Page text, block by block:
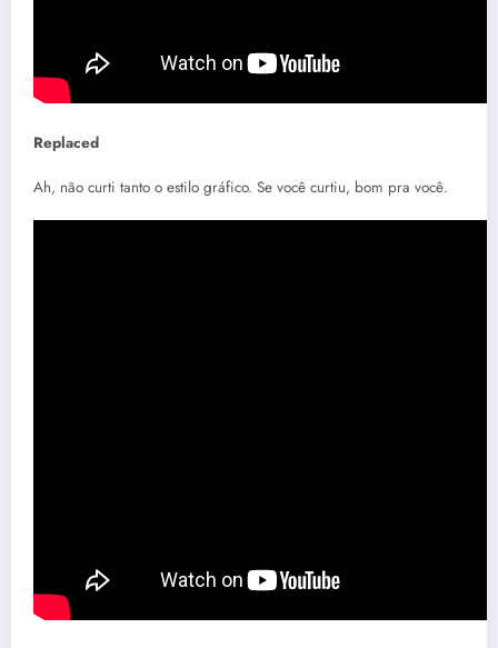
Replaced
Ah, não curti tanto o estilo gráfico. Se você curtiu, bom pra você.